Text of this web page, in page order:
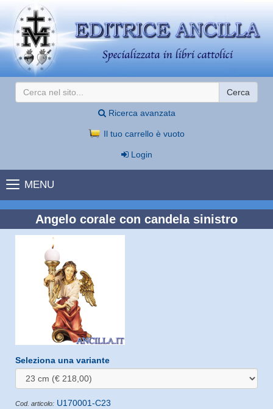
Cerca
Ricerca avanzata
Il tuo carrello è vuoto
Login
MENU
Angelo corale con candela sinistro
Seleziona una variante
Cod. articolo: U170001-C23